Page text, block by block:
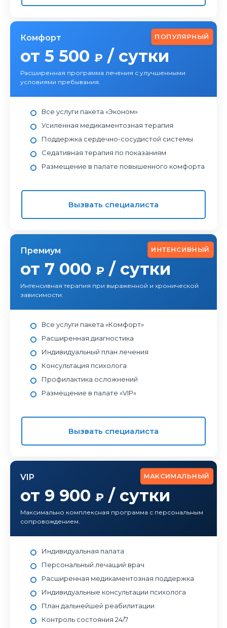
ПОПУЛЯРНЫЙ
Комфорт
от 5 500 ₽ / сутки
Расширенная программа лечения с улучшенными
условиями пребывания.
Все услуги пакета «Эконом»
Усиленная медикаментозная терапия
Поддержка сердечно-сосудистой системы
Седативная терапия по показаниям
Размещение в палате повышенного комфорта
Вызвать специалиста
ИНТЕНСИВНЫЙ
Премиум
от 7 000 ₽ / сутки
Интенсивная терапия при выраженной и хронической
зависимости.
Все услуги пакета «Комфорт»
Расширенная диагностика
Индивидуальный план лечения
Консультация психолога
Профилактика осложнений
Размещение в палате «VIP»
Вызвать специалиста
МАКСИМАЛЬНЫЙ
VIP
от 9 900 ₽ / сутки
Максимально комплексная программа с персональным
сопровождением.
Индивидуальная палата
Персональный лечащий врач
Расширенная медикаментозная поддержка
Индивидуальные консультации психолога
План дальнейшей реабилитации
Контроль состояния 24/7